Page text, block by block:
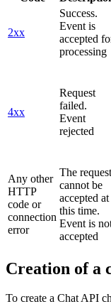
2xx
Success.
Event is
accepted
processing
4xx
Request
failed.
Event
rejected
Any other
HTTP
code or
connection
error
The request
cannot be
accepted at
this time.
Event is
accepted
Creation of a
To create a Chat API